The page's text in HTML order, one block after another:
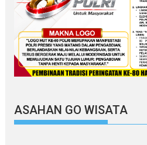
ASAHAN GO WISATA